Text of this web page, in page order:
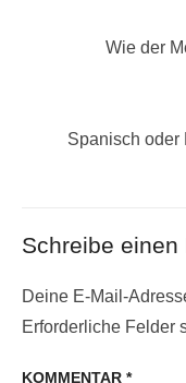
Vorheriger
Wie der
Nächster
Spanisch oder
Schreibe einen
Deine E-Mail-
Erforderliche Felder
KOMMENTAR *